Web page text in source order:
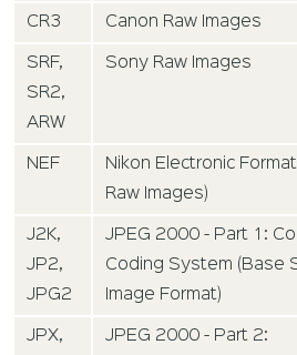
CR3 Canon Raw Images
SRF,
SR2,
ARW
Sony Raw Images
NEF
Nikon Electronic
Raw Images)
J2K,
JP2,
JPG2
JPEG 2000 - Part 1:
Coding System (Base
Image Format)
JPX,
JPEG 2000 - Part 2: